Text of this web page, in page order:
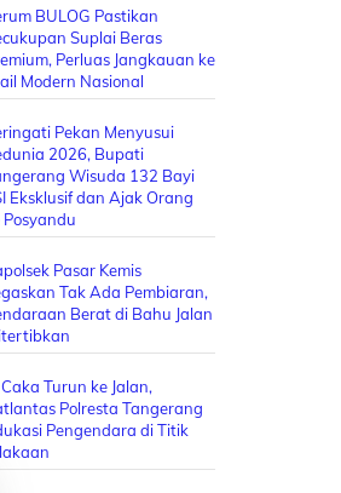
BULOG Pastikan
Suplai Beras
Perluas Jangkauan ke
Modern Nasional
Pekan Menyusui
2026, Bupati
Wisuda 132 Bayi
Eksklusif dan Ajak Orang
Pasar Kemis
Tak Ada Pembiaran,
Berat di Bahu Jalan
Turun ke Jalan,
Polresta Tangerang
Pengendara di Titik